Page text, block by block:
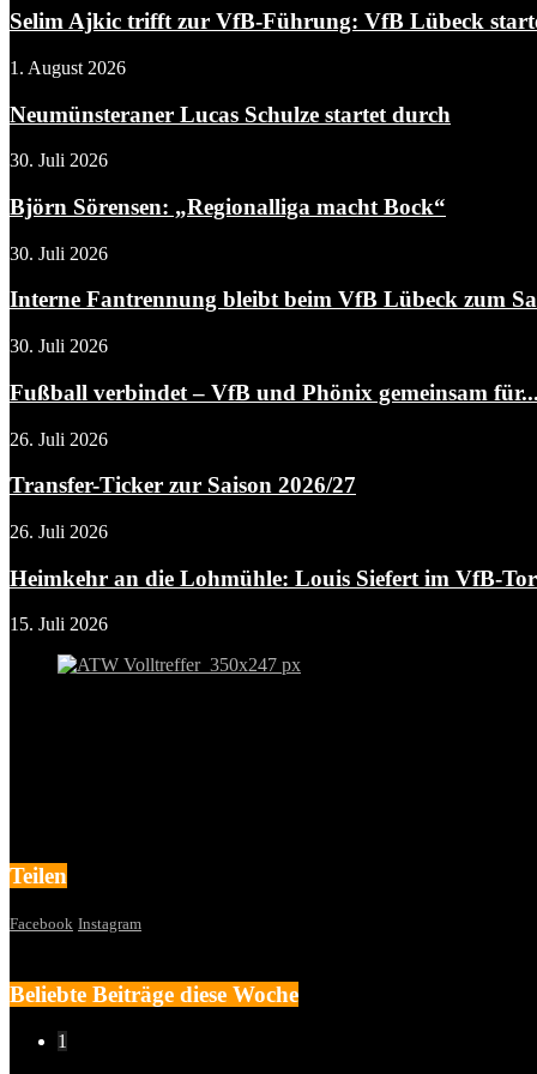
Selim Ajkic trifft zur VfB-Führung: VfB Lübeck
1. August 2026
Neumünsteraner Lucas Schulze startet durch
30. Juli 2026
Björn Sörensen: „Regionalliga macht Bock“
30. Juli 2026
Interne Fantrennung bleibt beim VfB Lübeck zum
30. Juli 2026
Fußball verbindet – VfB und Phönix gemeinsam für...
26. Juli 2026
Transfer-Ticker zur Saison 2026/27
26. Juli 2026
Heimkehr an die Lohmühle: Louis Siefert im VfB-
15. Juli 2026
Teilen
Facebook Instagram
Beliebte Beiträge diese Woche
1